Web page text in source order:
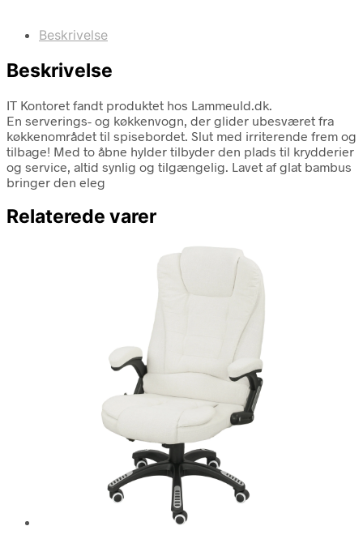
Beskrivelse
Beskrivelse
IT Kontoret fandt produktet hos Lammeuld.dk.
En serverings- og køkkenvogn, der glider ubesværet fra
køkkenområdet til spisebordet. Slut med irriterende frem og
tilbage! Med to åbne hylder tilbyder den plads til krydderier
og service, altid synlig og tilgængelig. Lavet af glat bambus
bringer den eleg
Relaterede varer